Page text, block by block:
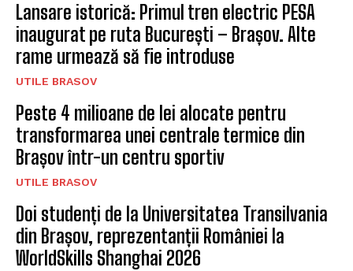
Lansare istorică: Primul tren electric PESA
inaugurat pe ruta București – Brașov. Alte
rame urmează să fie introduse
UTILE BRASOV
Peste 4 milioane de lei alocate pentru
transformarea unei centrale termice din
Brașov într-un centru sportiv
UTILE BRASOV
Doi studenți de la Universitatea Transilvania
din Brașov, reprezentanții României la
WorldSkills Shanghai 2026